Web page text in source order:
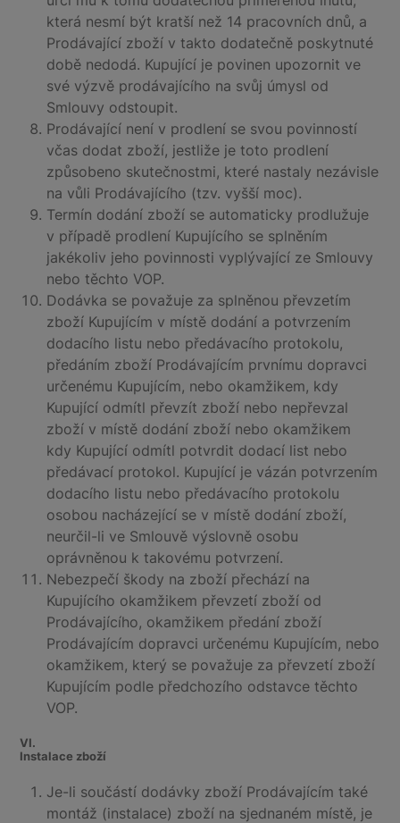
která nesmí být kratší než 14 pracovních dnů, a
Prodávající zboží v takto dodatečně poskytnuté
době nedodá. Kupující je povinen upozornit ve
své výzvě prodávajícího na svůj úmysl od
Smlouvy odstoupit.
Prodávající není v prodlení se svou povinností
včas dodat zboží, jestliže je toto prodlení
způsobeno skutečnostmi, které nastaly nezávisle
na vůli Prodávajícího (tzv. vyšší moc).
Termín dodání zboží se automaticky prodlužuje
v případě prodlení Kupujícího se splněním
jakékoliv jeho povinnosti vyplývající ze Smlouvy
nebo těchto VOP.
Dodávka se považuje za splněnou převzetím
zboží Kupujícím v místě dodání a potvrzením
dodacího listu nebo předávacího protokolu,
předáním zboží Prodávajícím prvnímu dopravci
určenému Kupujícím, nebo okamžikem, kdy
Kupující odmítl převzít zboží nebo nepřevzal
zboží v místě dodání zboží nebo okamžikem
kdy Kupující odmítl potvrdit dodací list nebo
předávací protokol. Kupující je vázán potvrzením
dodacího listu nebo předávacího protokolu
osobou nacházející se v místě dodání zboží,
neurčil-li ve Smlouvě výslovně osobu
oprávněnou k takovému potvrzení.
Nebezpečí škody na zboží přechází na
Kupujícího okamžikem převzetí zboží od
Prodávajícího, okamžikem předání zboží
Prodávajícím dopravci určenému Kupujícím, nebo
okamžikem, který se považuje za převzetí zboží
Kupujícím podle předchozího odstavce těchto
VOP.
VI.
Instalace zboží
Je-li součástí dodávky zboží Prodávajícím také
montáž (instalace) zboží na sjednaném místě, je